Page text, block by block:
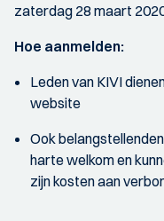
zaterdag 28 maart
Hoe aanmelden:
Leden van KIVI
website
Ook
harte welkom en
zijn kosten aan